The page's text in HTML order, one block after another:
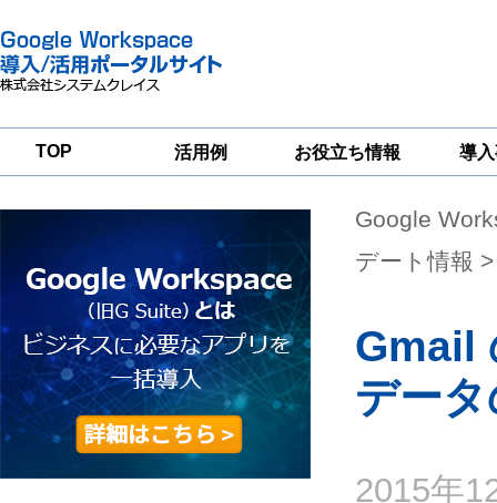
TOP 活用例 お役立ち情報
一
導
グループウェア
移行支援
Google
Workspace
セキュリティ
対策サービス
Google
デート情報
Gmail
デー
2015年